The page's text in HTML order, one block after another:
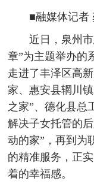
■融媒体记者
近日，泉州市
章”为主题举办的
走进了丰泽区高
家、惠安县辋川
之家”、德化县总
解决子女托管的
动的家”，再到为
的精准服务，正
着的幸福感。